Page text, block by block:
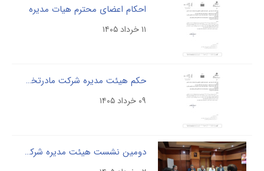
احکام اعضای محترم هیات مدیره
حکم هیئت مدیره شرکت مادرتخصصی پالایش وپژوهش خون
دومین نشست هیئت مدیره شرکت مادرتخصصی پالایش و پژوهش خون در سال جاری با هدف هم اندیشی برای تقویت زیرساخت های حقوقی و پارلمانی با حضور معاون وزیر بهداشت برگزار شد